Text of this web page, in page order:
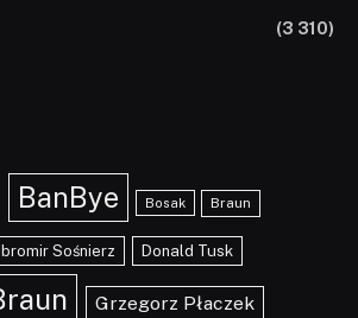
(3 310)
BanBye Bosak Braun
Sośnierz Donald Tusk
Grzegorz Płaczek